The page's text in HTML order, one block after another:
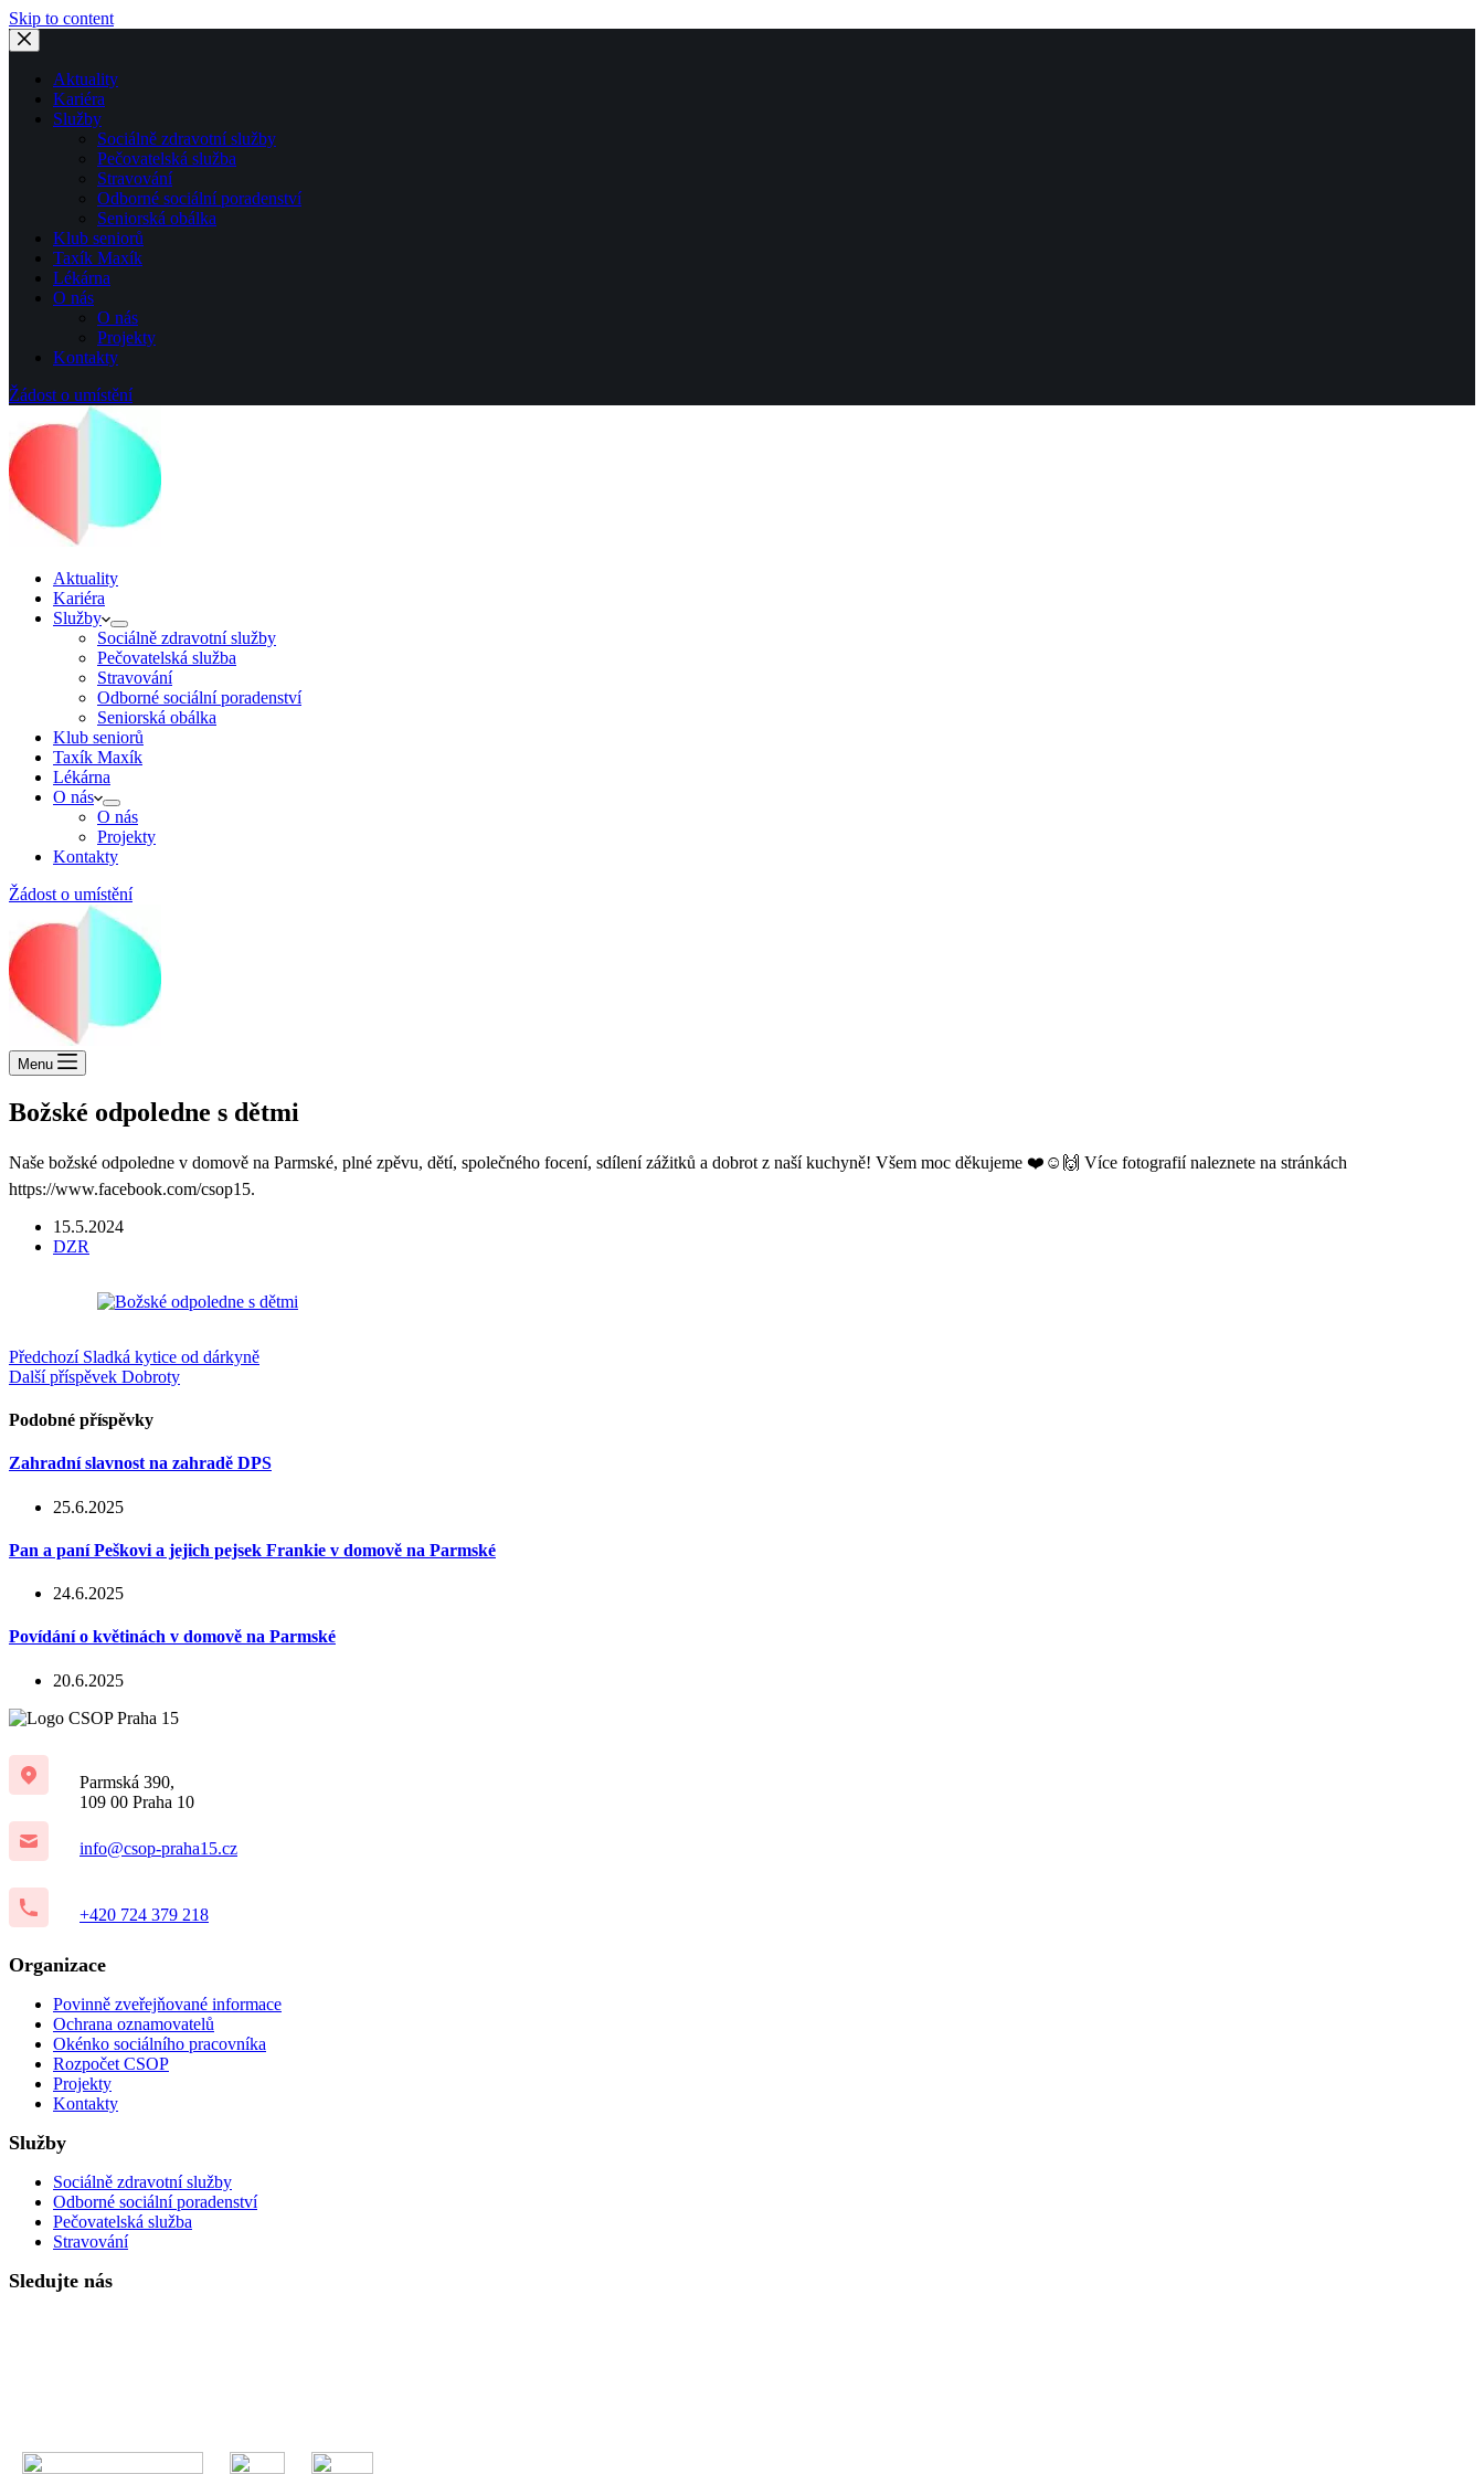
Skip to content
Aktuality
Kariéra
Služby
Sociálně zdravotní služby
Pečovatelská služba
Stravování
Odborné sociální poradenství
Seniorská obálka
Klub seniorů
Taxík Maxík
Lékárna
O nás
O nás
Projekty
Kontakty
Žádost o umístění
Aktuality
Kariéra
Služby
Sociálně zdravotní služby
Pečovatelská služba
Stravování
Odborné sociální poradenství
Seniorská obálka
Klub seniorů
Taxík Maxík
Lékárna
O nás
O nás
Projekty
Kontakty
Žádost o umístění
Menu
Božské odpoledne s dětmi
Naše božské odpoledne v domově na Parmské, plné zpěvu, dětí, společného focení, sdílení zážitků a dobrot z naší kuchyně! Všem moc děkujeme ❤️☺️🙌 Více fotografií naleznete na stránkách
https://www.facebook.com/csop15.
15.5.2024
DZR
Předchozí Sladká kytice od dárkyně
Další příspěvek Dobroty
Podobné příspěvky
Zahradní slavnost na zahradě DPS
25.6.2025
Pan a paní Peškovi a jejich pejsek Frankie v domově na Parmské
24.6.2025
Povídání o květinách v domově na Parmské
20.6.2025
Parmská 390,
109 00 Praha 10
info@csop-praha15.cz
+420 724 379 218
Organizace
Povinně zveřejňované informace
Ochrana oznamovatelů
Okénko sociálního pracovníka
Rozpočet CSOP
Projekty
Kontakty
Služby
Sociálně zdravotní služby
Odborné sociální poradenství
Pečovatelská služba
Stravování
Sledujte nás